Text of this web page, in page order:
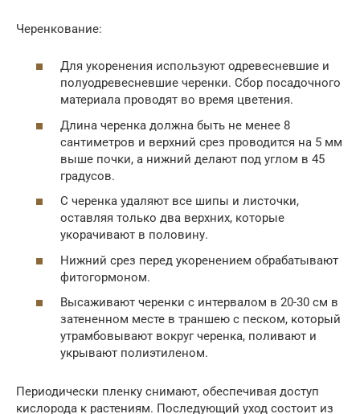
Черенкование:
Для укоренения используют одревесневшие и
полуодревесневшие черенки. Сбор посадочного
материала проводят во время цветения.
Длина черенка должна быть не менее 8
сантиметров и верхний срез проводится на 5 мм
выше почки, а нижний делают под углом в 45
градусов.
С черенка удаляют все шипы и листочки,
оставляя только два верхних, которые
укорачивают в половину.
Нижний срез перед укоренением обрабатывают
фитогормоном.
Высаживают черенки с интервалом в 20-30 см в
затененном месте в траншею с песком, который
утрамбовывают вокруг черенка, поливают и
укрывают полиэтиленом.
Периодически пленку снимают, обеспечивая доступ
кислорода к растениям. Последующий уход состоит из